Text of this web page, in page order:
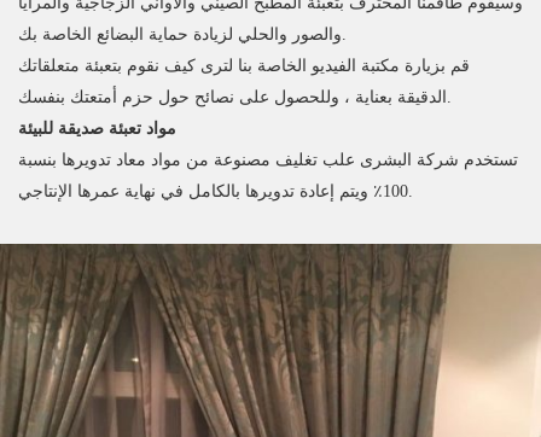
قم بزيارة مكتبة الفيديو الخاصة بنا لترى كيف نقوم بتعبئة متعلقاتك
مواد تعبئة صديقة للبيئة
تستخدم شركة البشرى علب تغليف مصنوعة من مواد معاد تدويرها بنسبة